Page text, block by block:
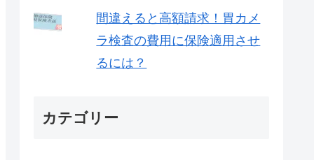
間違えると高額請求！胃カメ
ラ検査の費用に保険適用させ
るには？
カテゴリー